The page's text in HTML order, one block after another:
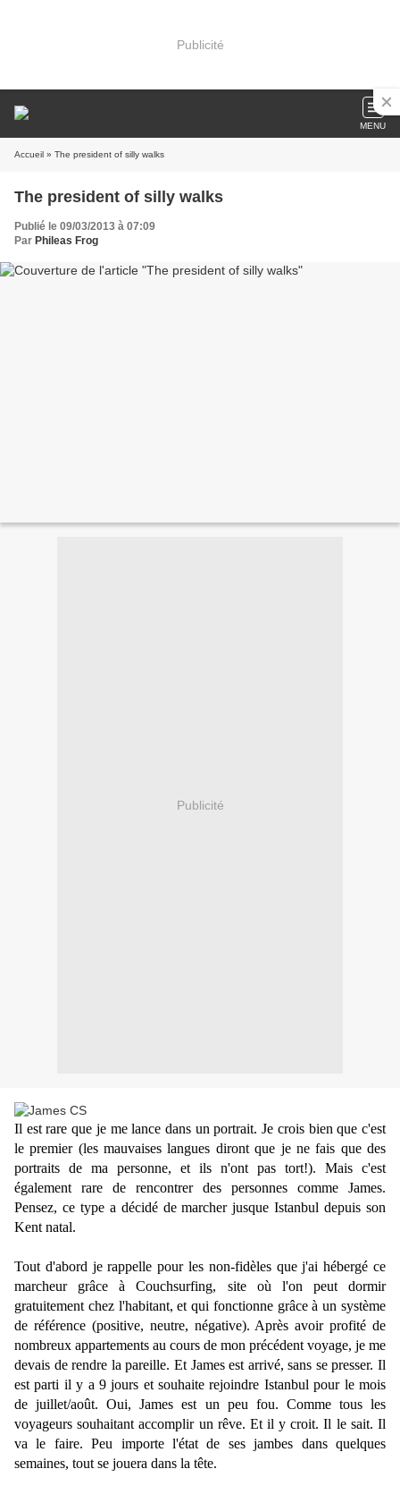
Publicité
MENU
Accueil » The president of silly walks
The president of silly walks
Publié le 09/03/2013 à 07:09
Par Phileas Frog
Publicité
Il est rare que je me lance dans un portrait. Je crois bien que c'est
le premier (les mauvaises langues diront que je ne fais que des
portraits de ma personne, et ils n'ont pas tort!). Mais c'est
également rare de rencontrer des personnes comme James.
Pensez, ce type a décidé de marcher jusque Istanbul depuis son
Kent natal.
Tout d'abord je rappelle pour les non-fidèles que j'ai hébergé ce
marcheur grâce à Couchsurfing, site où l'on peut dormir
gratuitement chez l'habitant, et qui fonctionne grâce à un système
de référence (positive, neutre, négative). Après avoir profité de
nombreux appartements au cours de mon précédent voyage, je me
devais de rendre la pareille. Et James est arrivé, sans se presser. Il
est parti il y a 9 jours et souhaite rejoindre Istanbul pour le mois
de juillet/août. Oui, James est un peu fou. Comme tous les
voyageurs souhaitant accomplir un rêve. Et il y croit. Il le sait. Il
va le faire. Peu importe l'état de ses jambes dans quelques
semaines, tout se jouera dans la tête.